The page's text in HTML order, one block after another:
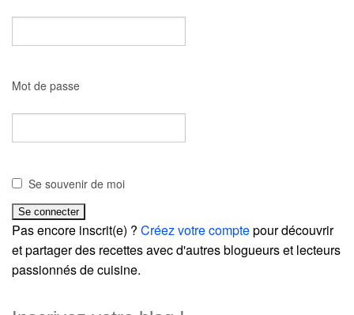
Mot de passe
Se souvenir de moi
Pas encore inscrit(e) ? Créez votre comptepour découvrir
et partager des recettes avec d'autres blogueurs et lecteurs
passionnés de cuisine.